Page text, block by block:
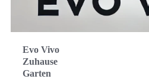
Evo Vivo
Zuhause
Garten